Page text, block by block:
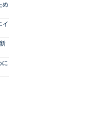
め
イ
に